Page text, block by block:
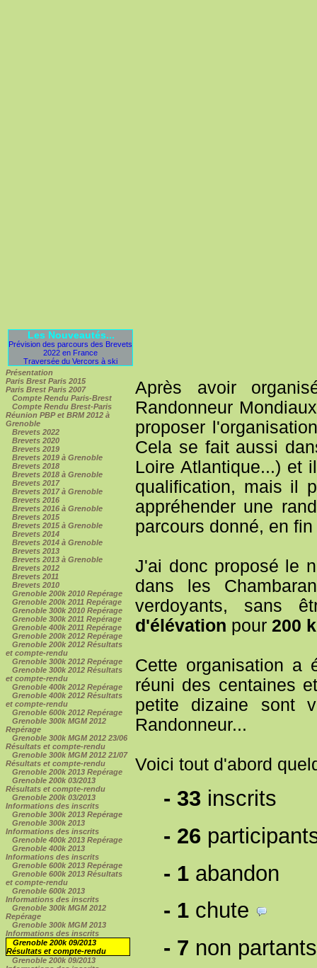
Les Nouveautés...
Prévision des parcours des Brevets
2022 en France
Traversée du Vercors à ski
Présentation
Paris Brest Paris 2015
Paris Brest Paris 2007
Compte Rendu Paris-Brest
Compte Rendu Brest-Paris
Réunion PBP et BRM 2012 à
Grenoble
Brevets 2022
Brevets 2020
Brevets 2019
Brevets 2019 à Grenoble
Brevets 2018
Brevets 2018 à Grenoble
Brevets 2017
Brevets 2017 à Grenoble
Brevets 2016
Brevets 2016 à Grenoble
Brevets 2015
Brevets 2015 à Grenoble
Brevets 2014
Brevets 2014 à Grenoble
Brevets 2013
Brevets 2013 à Grenoble
Brevets 2012
Brevets 2011
Brevets 2010
Grenoble 200k 2010 Repérage
Grenoble 200k 2011 Repérage
Grenoble 300k 2010 Repérage
Grenoble 300k 2011 Repérage
Grenoble 400k 2011 Repérage
Grenoble 200k 2012 Repérage
Grenoble 200k 2012 Résultats
et compte-rendu
Grenoble 300k 2012 Repérage
Grenoble 300k 2012 Résultats
et compte-rendu
Grenoble 400k 2012 Repérage
Grenoble 400k 2012 Résultats
et compte-rendu
Grenoble 600k 2012 Repérage
Grenoble 300k MGM 2012
Repérage
Grenoble 300k MGM 2012 23/06
Résultats et compte-rendu
Grenoble 300k MGM 2012 21/07
Résultats et compte-rendu
Grenoble 200k 2013 Repérage
Grenoble 200k 03/2013
Résultats et compte-rendu
Grenoble 200k 03/2013
Informations des inscrits
Grenoble 300k 2013 Repérage
Grenoble 300k 2013
Informations des inscrits
Grenoble 400k 2013 Repérage
Grenoble 400k 2013
Informations des inscrits
Grenoble 600k 2013 Repérage
Grenoble 600k 2013 Résultats
et compte-rendu
Grenoble 600k 2013
Informations des inscrits
Grenoble 300k MGM 2012
Repérage
Grenoble 300k MGM 2013
Informations des inscrits
Grenoble 200k 09/2013
Résultats et compte-rendu
Grenoble 200k 09/2013
Après avoir
Randonneur
proposer
Cela se fait aussi
Loire Atlantique...) et
qualification, mais il
appréhender une
parcours donné, en
J'ai donc proposé le
dans les
verdoyants, sans
d'élévation pour200
Cette organisation a
réuni des centaines
petite dizaine sont
Randonneur...
Voici tout d'abord
- 33 inscrits
- 26
- 1 abandon
- 1 chute
- 7 non